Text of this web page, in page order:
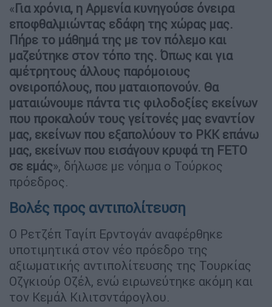
« Για χρόνια, η Αρμενία κυνηγούσε όνειρα
εποφθαλμιώντας εδάφη της χώρας μας.
Πήρε το μάθημά της με τον πόλεμο και
μαζεύτηκε στον τόπο της. Όπως και για
αμέτρητους άλλους παρόμοιους
ονειροπόλους, που ματαιοπονούν. Θα
ματαιώνουμε πάντα τις φιλοδοξίες εκείνων
που προκαλούν τους γείτονές μας εναντίον
μας, εκείνων που εξαπολύουν το ΡΚΚ επάνω
μας, εκείνων που εισάγουν κρυφά τη FETO
σε εμάς», δήλωσε με νόημα ο Τούρκος
πρόεδρος.
Βολές προς αντιπολίτευση
Ο Ρετζέπ Ταγίπ Ερντογάν αναφέρθηκε
υποτιμητικά στον νέο πρόεδρο της
αξιωματικής αντιπολίτευσης της Τουρκίας
Οζγκιούρ Οζέλ, ενώ ειρωνεύτηκε ακόμη και
τον Κεμάλ Κιλιτσντάρογλου.